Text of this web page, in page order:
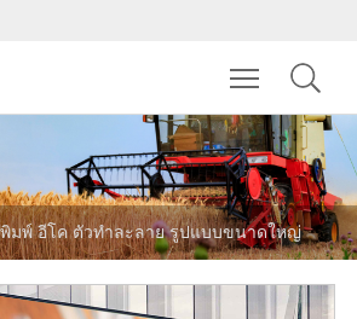
Toggle
พิมพ์ อีโค ตัวทำละลาย รูปแบบขนาดใหญ่